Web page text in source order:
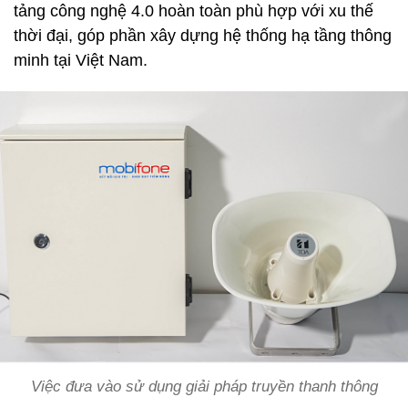
tảng công nghệ 4.0 hoàn toàn phù hợp với xu thế
thời đại, góp phần xây dựng hệ thống hạ tầng thông
minh tại Việt Nam.
Việc đưa vào sử dụng giải pháp truyền thanh thông